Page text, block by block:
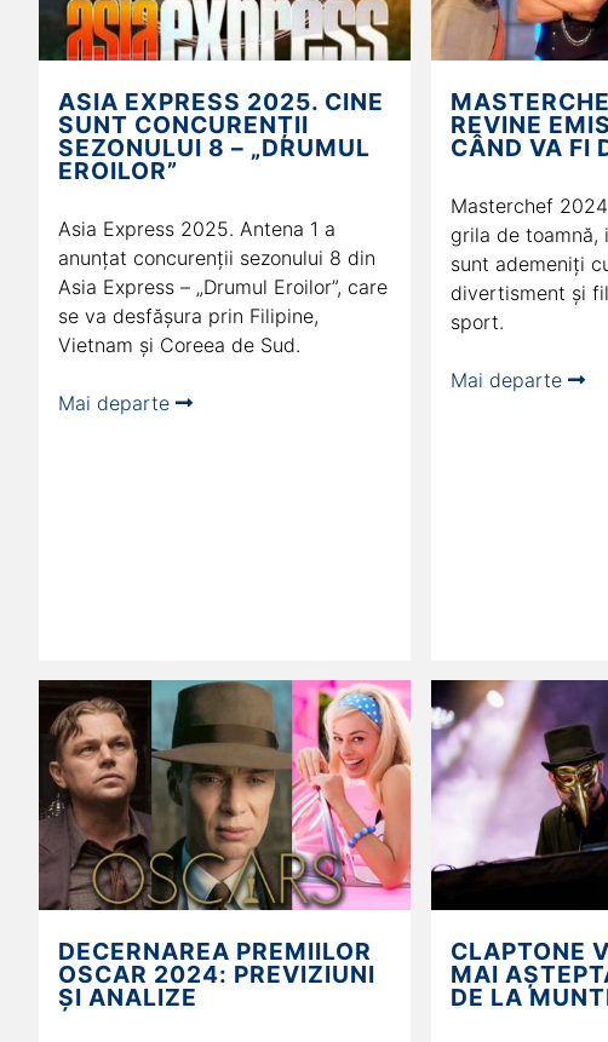
ASIA EXPRESS 2025. CINE
SUNT CONCURENȚII
SEZONULUI 8 – „DRUMUL
EROILOR”
Asia Express 2025. Antena 1 a
anunțat concurenții sezonului 8 din
Asia Express – „Drumul Eroilor”, care
se va desfășura prin Filipine,
Vietnam și Coreea de Sud.
Mai departe
REVINE
CÂND VA FI
Masterchef
grila de toamnă,
sunt ademeniți
divertisment și
sport.
Mai departe
DECERNAREA PREMIILOR
OSCAR 2024: PREVIZIUNI
ȘI ANALIZE
CLAPTONE
MAI
DE LA